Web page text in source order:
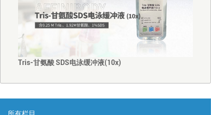
Tris-甘氨酸 SDS电泳缓冲液(10x)